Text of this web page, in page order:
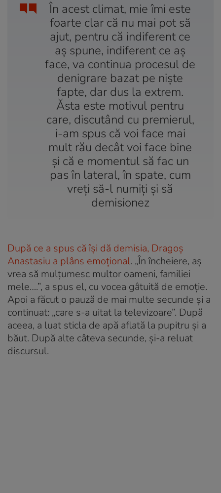
În acest climat, mie îmi este
foarte clar că nu mai pot să
ajut, pentru că indiferent ce
aș spune, indiferent ce aș
face, va continua procesul de
denigrare bazat pe niște
fapte, dar dus la extrem.
Ăsta este motivul pentru
care, discutând cu premierul,
i-am spus că voi face mai
mult rău decât voi face bine
și că e momentul să fac un
pas în lateral, în spate, cum
vreți să-l numiți și să
demisionez
După ce a spus că își dă demisia, Dragoș
Anastasiu a plâns emoțional. „În încheiere, aș
vrea să mulțumesc multor oameni, familiei
mele….”, a spus el, cu vocea gâtuită de emoție.
Apoi a făcut o pauză de mai multe secunde și a
continuat: „care s-a uitat la televizoare”. După
aceea, a luat sticla de apă aflată la pupitru și a
băut. După alte câteva secunde, și-a reluat
discursul.